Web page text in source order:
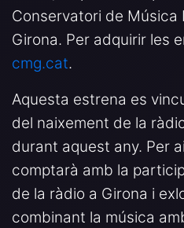
Conservatori de Música
Girona. Per adquirir les
cmg.cat.
Aquesta estrena es
del naixement de la
durant aquest any. Per
comptarà amb la
de la ràdio a Girona i
combinant la música